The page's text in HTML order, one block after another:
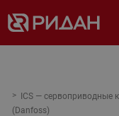
ICS —
(Danfoss)